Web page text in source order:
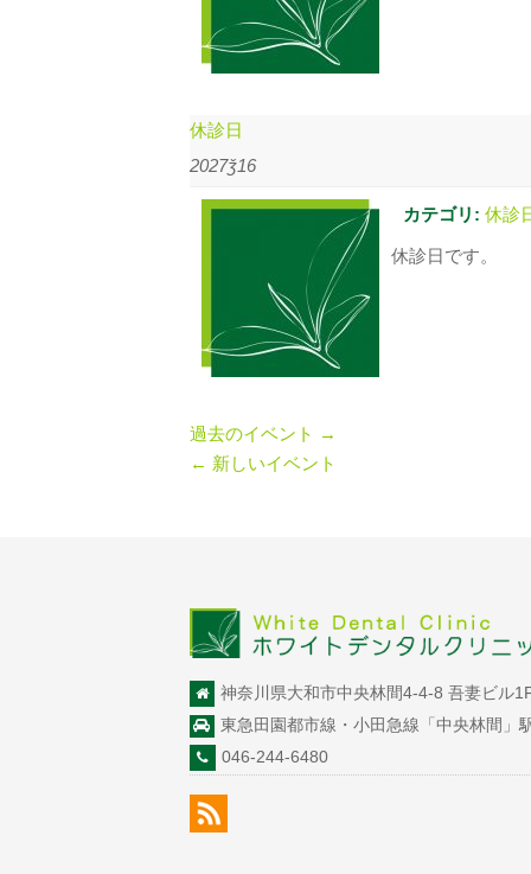
休診日
2027ǯ16
カテゴリ: 休診
休診日です。
過去のイベント →
← 新しいイベント
神奈川県大和市中央林間4-4-8 吾妻ビル
東急田園都市線・小田急線「中央林間」
046-244-6480